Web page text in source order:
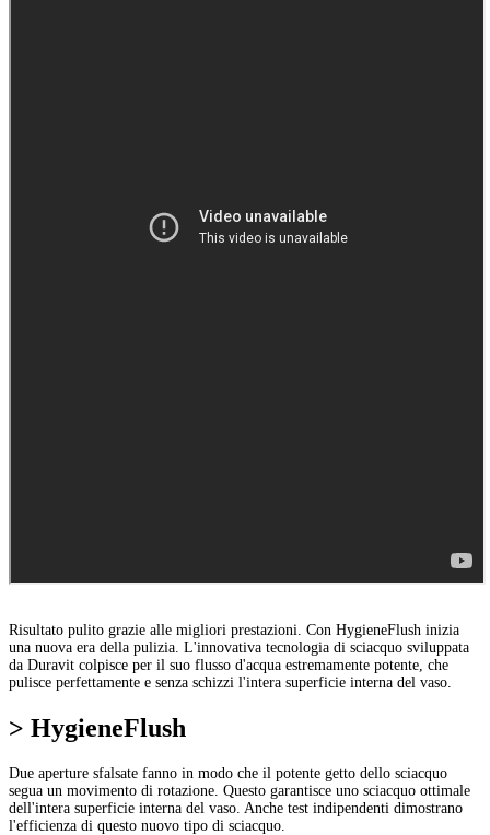
Risultato pulito grazie alle migliori prestazioni. Con HygieneFlush inizia
una nuova era della pulizia. L'innovativa tecnologia di sciacquo sviluppata
da Duravit colpisce per il suo flusso d'acqua estremamente potente, che
pulisce perfettamente e senza schizzi l'intera superficie interna del vaso.
> HygieneFlush
Due aperture sfalsate fanno in modo che il potente getto dello sciacquo
segua un movimento di rotazione. Questo garantisce uno sciacquo ottimale
dell'intera superficie interna del vaso. Anche test indipendenti dimostrano
l'efficienza di questo nuovo tipo di sciacquo.